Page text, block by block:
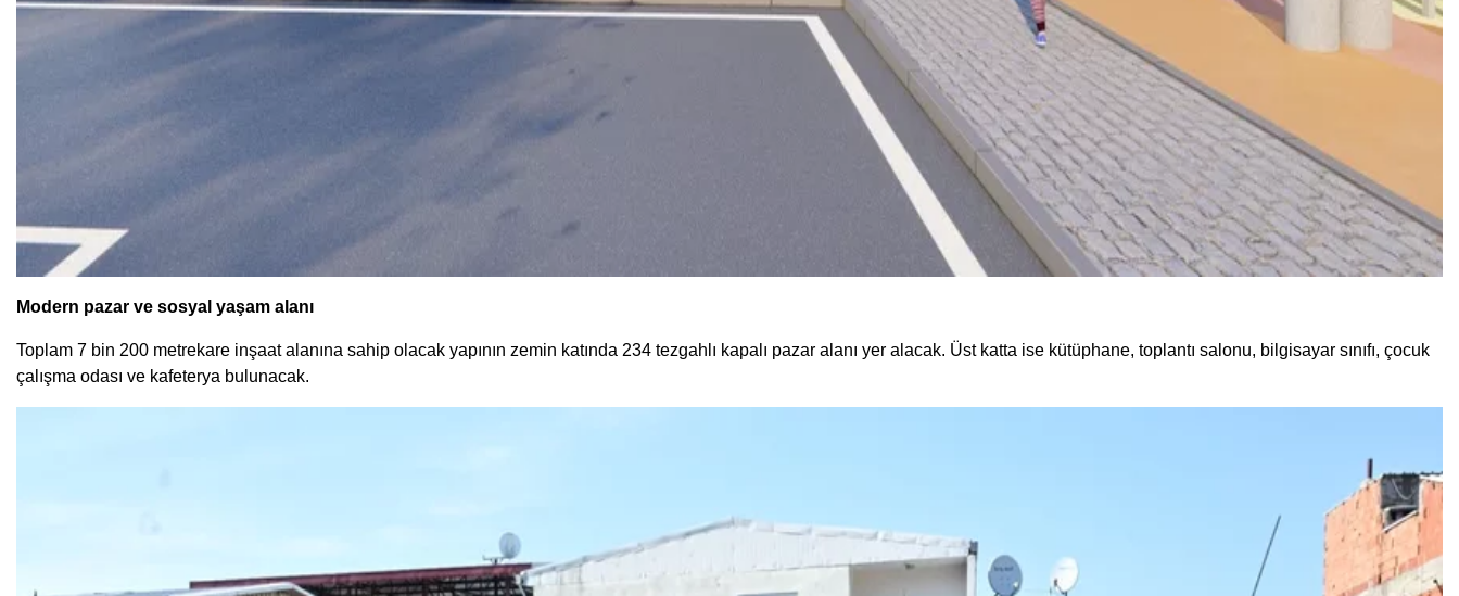
Modern pazar ve sosyal yaşam alanı
Toplam 7 bin 200 metrekare inşaat alanına sahip olacak yapının zemin katında 234 tezgahlı kapalı pazar alanı yer alacak. Üst katta ise kütüphane, toplantı salonu, bilgisayar sınıfı, çocuk
çalışma odası ve kafeterya bulunacak.